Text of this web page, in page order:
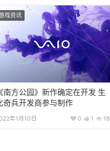
戏资讯
《南方公园》新作确定在开发 生
奇兵开发商参与制作
年1月10日 0 1 18